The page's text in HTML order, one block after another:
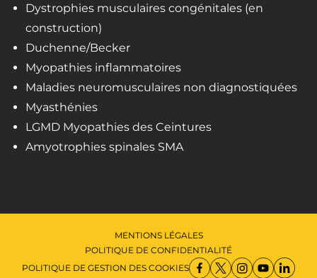
Dystrophies musculaires congénitales (en
construction)
Duchenne/Becker
Myopathies inflammatoires
Maladies neuromusculaires non diagnostiquées
Myasthénies
LGMD Myopathies des Ceintures
Amyotrophies spinales SMA
MENTIONS LÉGALES
POLITIQUE DE CONFIDENTIALITÉ
POLITIQUE DE GESTION DES COOKIES